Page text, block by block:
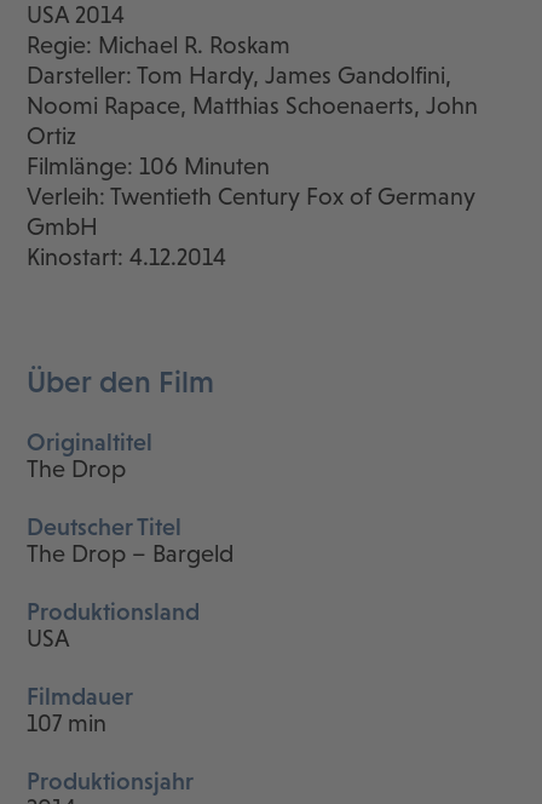
USA 2014
Regie: Michael R. Roskam
Darsteller: Tom Hardy, James Gandolfini,
Noomi Rapace, Matthias Schoenaerts, John
Ortiz
Filmlänge: 106 Minuten
Verleih: Twentieth Century Fox of Germany
GmbH
Kinostart: 4.12.2014
Über den Film
Originaltitel
The Drop
Deutscher Titel
The Drop – Bargeld
Produktionsland
USA
Filmdauer
107 min
Produktionsjahr